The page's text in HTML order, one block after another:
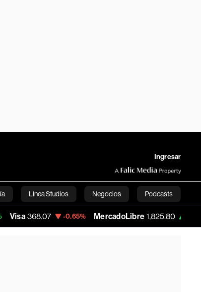
Ingresar
Línea Studios Negocios Podcasts
English -0.65% MercadoLibre 1,825.80 +0.08%